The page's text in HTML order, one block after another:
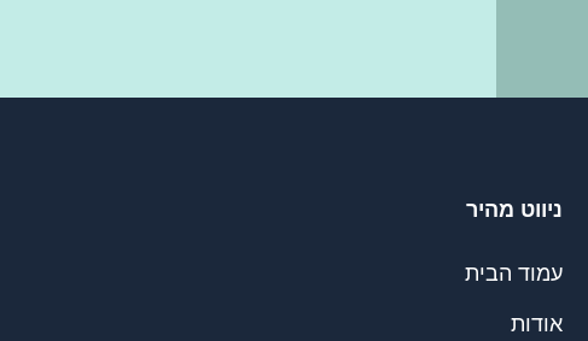
ניווט מהיר
עמוד הבית
אודות